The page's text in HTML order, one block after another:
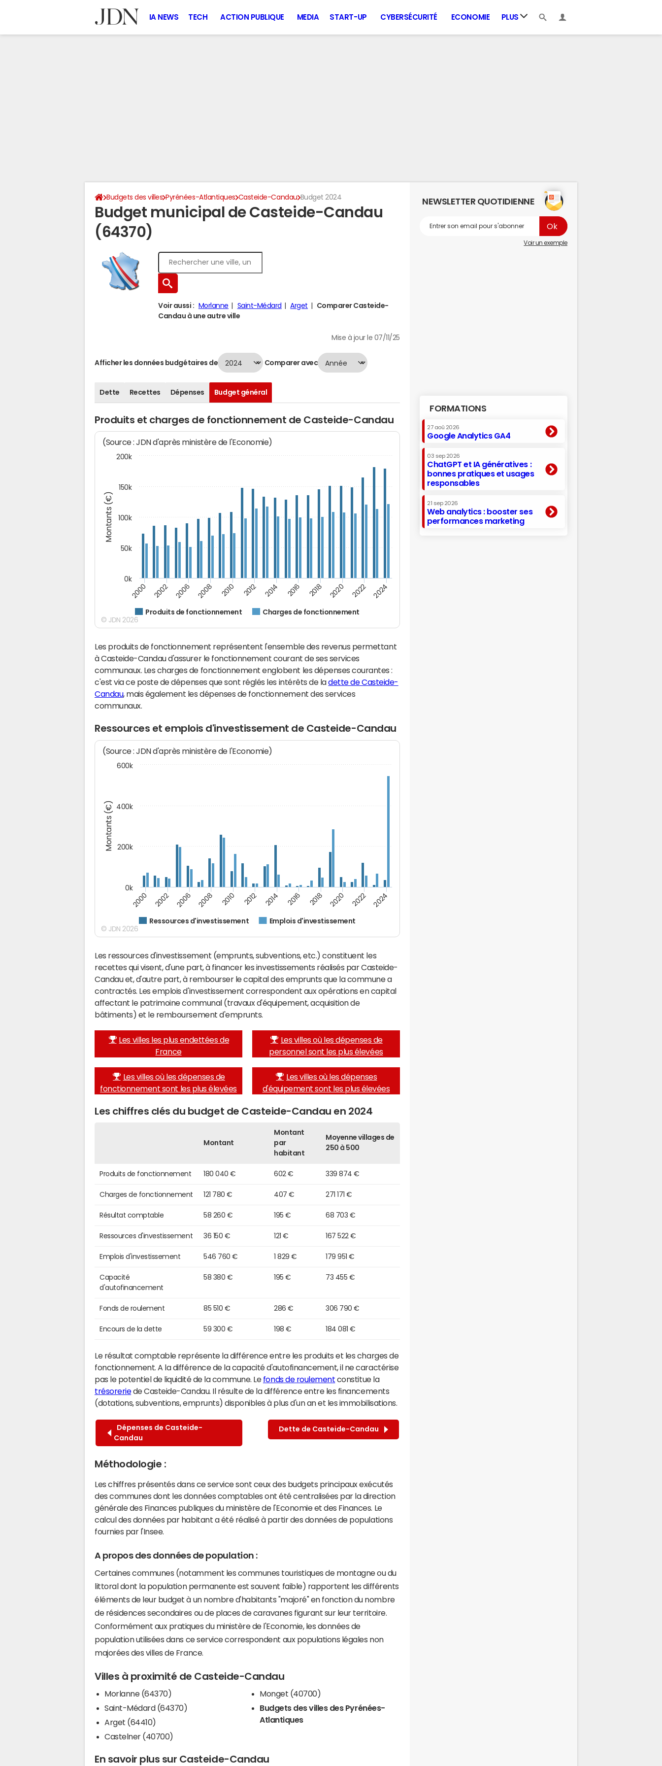
IA NEWS TECH ACTION PUBLIQUE MEDIA START-UP CYBERSÉCURITÉ ECONOMIE PLUS
Budgets des villes Pyrénées-Atlantiques Casteide-Candau Budget 2024
Budget municipal de Casteide-Candau
(64370)
Voir aussi : Morlanne Saint-Médard Arget
Comparer Casteide-
Candau à une autre ville
Mise à jour le 07/11/25
Afficher les données budgétaires de Comparer avec
Dette Recettes Dépenses Budget général
Produits et charges de fonctionnement de Casteide-Candau
Montants (€)
(Source : JDN d'après ministère de l'Economie)
Produits de fonctionnement Charges de fonctionnement
2000 2002 2006 2008 2010 2012 2014 2016 2018 2020 2022 2024
0k
50k
100k
150k
200k
© JDN 2026
Les produits de fonctionnement représentent l'ensemble des revenus permettant
à Casteide-Candau d'assurer le fonctionnement courant de ses services
communaux. Les charges de fonctionnement englobent les dépenses courantes :
c'est via ce poste de dépenses que sont réglés les intérêts de ladette de Casteide-
Candau, mais également les dépenses de fonctionnement des services
communaux.
Ressources et emplois d'investissement de Casteide-Candau
Montants (€)
(Source : JDN d'après ministère de l'Economie)
Ressources d'investissement Emplois d'investissement
2000 2002 2006 2008 2010 2012 2014 2016 2018 2020 2022 2024
0k
200k
400k
600k
© JDN 2026
Les ressources d'investissement (emprunts, subventions, etc.) constituent les
recettes qui visent, d'une part, à financer les investissements réalisés par Casteide-
Candau et, d'autre part, à rembourser le capital des emprunts que la commune a
contractés. Les emplois d'investissement correspondent aux opérations en capital
affectant le patrimoine communal (travaux d'équipement, acquisition de
bâtiments) et le remboursement d'emprunts.
Les villes les plus endettées de
France
Les villes où les dépenses de
personnel sont les plus élevées
Les villes où les dépenses de
fonctionnement sont les plus élevées
Les villes où les dépenses
d'équipement sont les plus élevées
Les chiffres clés du budget de Casteide-Candau en 2024
Montant
Montant
par
habitant
Moyenne villages de
250 à 500
Produits de fonctionnement 180 040 € 602 € 339 874 €
Charges de fonctionnement 121 780 € 407 € 271 171 €
Résultat comptable 58 260 € 195 € 68 703 €
Ressources d'investissement 36 150 € 121 € 167 522 €
Emplois d'investissement 546 760 € 1 829 € 179 951 €
Capacité
d'autofinancement
58 380 € 195 € 73 455 €
Fonds de roulement 85 510 € 286 € 306 790 €
Encours de la dette 59 300 € 198 € 184 081 €
Le résultat comptable représente la différence entre les produits et les charges de
fonctionnement. A la différence de la capacité d'autofinancement, il ne caractérise
pas le potentiel de liquidité de la commune. Le fonds de roulement constitue la
trésoreriede Casteide-Candau. Il résulte de la différence entre les financements
(dotations, subventions, emprunts) disponibles à plus d'un an et les immobilisations.
Dépenses de Casteide-
Candau
Dette de Casteide-Candau
Méthodologie :
Les chiffres présentés dans ce service sont ceux des budgets principaux exécutés
des communes dont les données comptables ont été centralisées par la direction
générale des Finances publiques du ministère de l'Economie et des Finances. Le
calcul des données par habitant a été réalisé à partir des données de populations
fournies par l'Insee.
A propos des données de population :
Certaines communes (notamment les communes touristiques de montagne ou du
littoral dont la population permanente est souvent faible) rapportent les différents
éléments de leur budget à un nombre d'habitants "majoré" en fonction du nombre
de résidences secondaires ou de places de caravanes figurant sur leur territoire.
Conformément aux pratiques du ministère de l'Economie, les données de
population utilisées dans ce service correspondent aux populations légales non
majorées des villes de France.
Villes à proximité de Casteide-Candau
Morlanne (64370)
Saint-Médard (64370)
Arget (64410)
Castelner (40700)
Monget (40700)
Budgets des villes des Pyrénées-
Atlantiques
En savoir plus sur Casteide-Candau
NEWSLETTER QUOTIDIENNE
Voir un exemple
FORMATIONS
27 aoû 2026
Google Analytics GA4
03 sep 2026
ChatGPT et IA génératives :
bonnes pratiques et usages
responsables
21 sep 2026
Web analytics : booster ses
performances marketing